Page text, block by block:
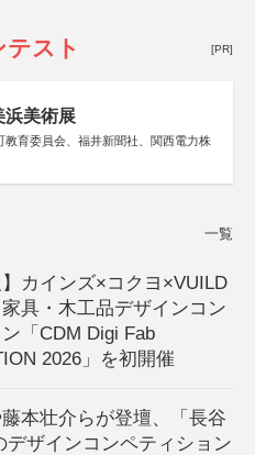
スト [PR]
浜美術展
教育委員会、福井新聞社、関西電力株
一覧
】カインズ×コクヨ×VUILD
具・木工品デザインコン
「CDM Digi Fab
2026」を初開催
本壮介らが登壇、「長谷
デザインコンペティション